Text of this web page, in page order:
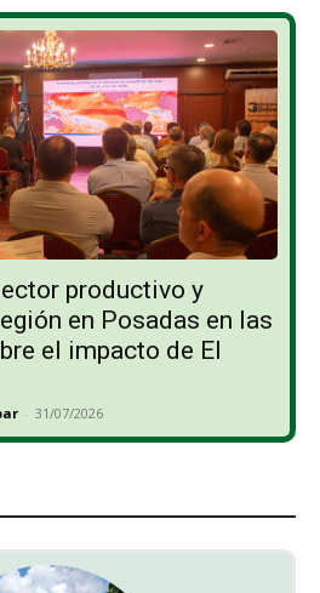
productivo y
en Posadas en las
el impacto de El
- 31/07/2026